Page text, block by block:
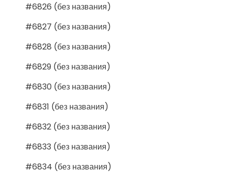
#6826 (без названия)
#6827 (без названия)
#6828 (без названия)
#6829 (без названия)
#6830 (без названия)
#6831 (без названия)
#6832 (без названия)
#6833 (без названия)
#6834 (без названия)